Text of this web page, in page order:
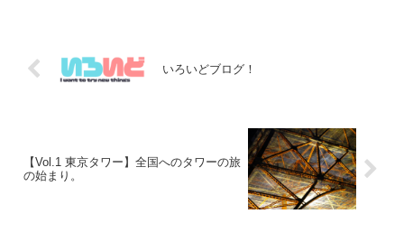
いろいどブログ！
【Vol.1 東京タワー】全国へのタワーの旅
の始まり。